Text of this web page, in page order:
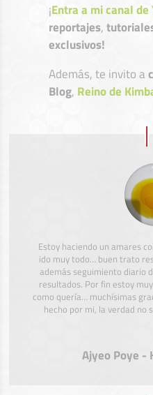
¡Entra a mi canal de
reportajes,
exclusivos!
Además, te invito a
Blog, Reino de
Estoy haciendo un amares
ido muy todo… buen trato
además seguimiento diario
resultados. Por fin estoy
como quería… muchísimas
hecho por mi, la verdad no
Ajyeo Poye -